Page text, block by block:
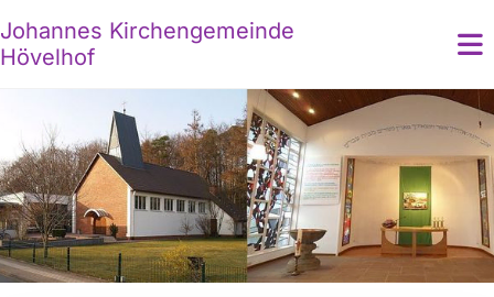
Johannes Kirchengemeinde
Hövelhof